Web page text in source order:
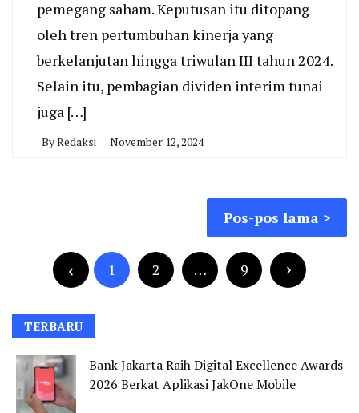
pemegang saham. Keputusan itu ditopang
oleh tren pertumbuhan kinerja yang
berkelanjutan hingga triwulan III tahun 2024.
Selain itu, pembagian dividen interim tunai
juga […]
ByRedaksi November 12, 2024
Pos-pos lama
1 2 … 9
TERBARU
Bank Jakarta Raih Digital Excellence Awards
2026 Berkat Aplikasi JakOne Mobile